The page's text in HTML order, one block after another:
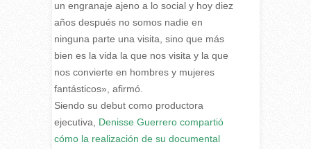
un engranaje ajeno a lo social y hoy diez
años después no somos nadie en
ninguna parte una visita, sino que más
bien es la vida la que nos visita y la que
nos convierte en hombres y mujeres
fantásticos», afirmó.
Siendo su debut como productora
ejecutiva, Denisse Guerrero compartió
cómo la realización de su documental